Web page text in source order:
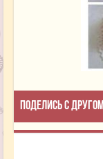
Поделись с